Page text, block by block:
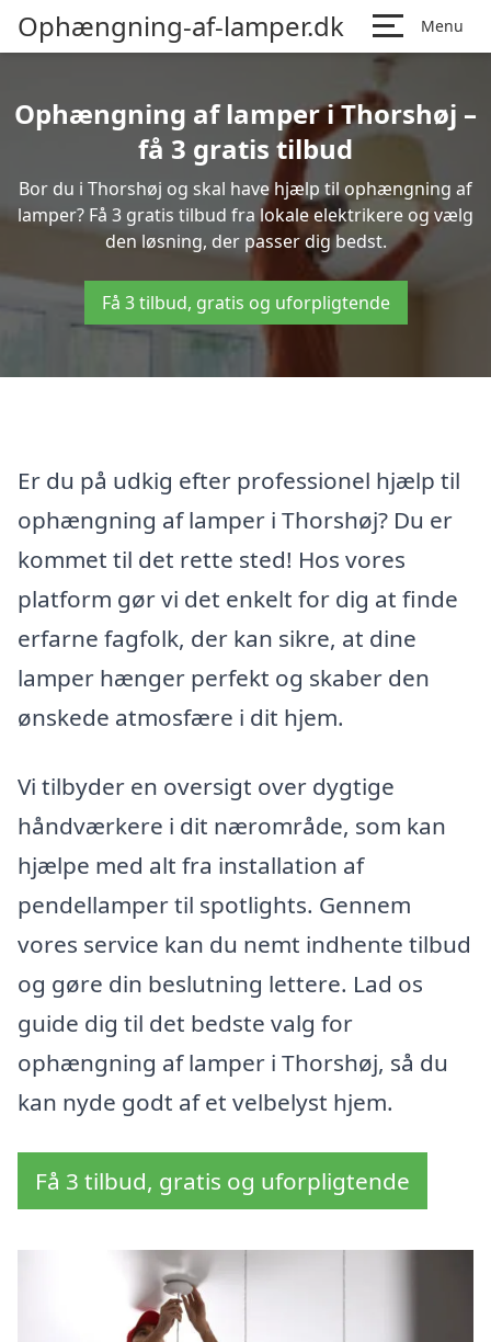
Ophængning-af-lamper.dk Menu
Ophængning af lamper i Thorshøj –
få 3 gratis tilbud
Bor du i Thorshøj og skal have hjælp til ophængning af
lamper? Få 3 gratis tilbud fra lokale elektrikere og vælg
den løsning, der passer dig bedst.
Få 3 tilbud, gratis og uforpligtende
Er du på udkig efter professionel hjælp til
ophængning af lamper i Thorshøj? Du er
kommet til det rette sted! Hos vores
platform gør vi det enkelt for dig at finde
erfarne fagfolk, der kan sikre, at dine
lamper hænger perfekt og skaber den
ønskede atmosfære i dit hjem.
Vi tilbyder en oversigt over dygtige
håndværkere i dit nærområde, som kan
hjælpe med alt fra installation af
pendellamper til spotlights. Gennem
vores service kan du nemt indhente tilbud
og gøre din beslutning lettere. Lad os
guide dig til det bedste valg for
ophængning af lamper i Thorshøj, så du
kan nyde godt af et velbelyst hjem.
Få 3 tilbud, gratis og uforpligtende